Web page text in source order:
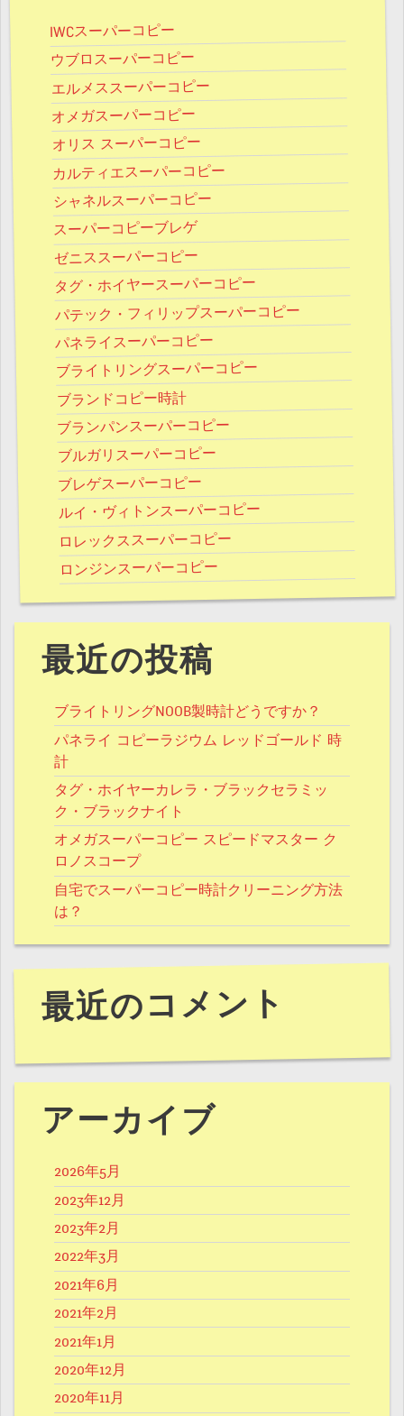
IWCスーパーコピー
ウブロスーパーコピー
エルメススーパーコピー
オメガスーパーコピー
オリス スーパーコピー
カルティエスーパーコピー
シャネルスーパーコピー
スーパーコピーブレゲ
ゼニススーパーコピー
タグ・ホイヤースーパーコピー
パテック・フィリップスーパーコピー
パネライスーパーコピー
ブライトリングスーパーコピー
ブランドコピー時計
ブランパンスーパーコピー
ブルガリスーパーコピー
ブレゲスーパーコピー
ルイ・ヴィトンスーパーコピー
ロレックススーパーコピー
ロンジンスーパーコピー
最近の投稿
ブライトリングNOOB製時計どうですか？
パネライ コピーラジウム レッドゴールド 時
計
タグ・ホイヤーカレラ・ブラックセラミッ
ク・ブラックナイト
オメガスーパーコピー スピードマスター ク
ロノスコープ
自宅でスーパーコピー時計クリーニング方法
は？
最近のコメント
アーカイブ
2026年5月
2023年12月
2023年2月
2022年3月
2021年6月
2021年2月
2021年1月
2020年12月
2020年11月